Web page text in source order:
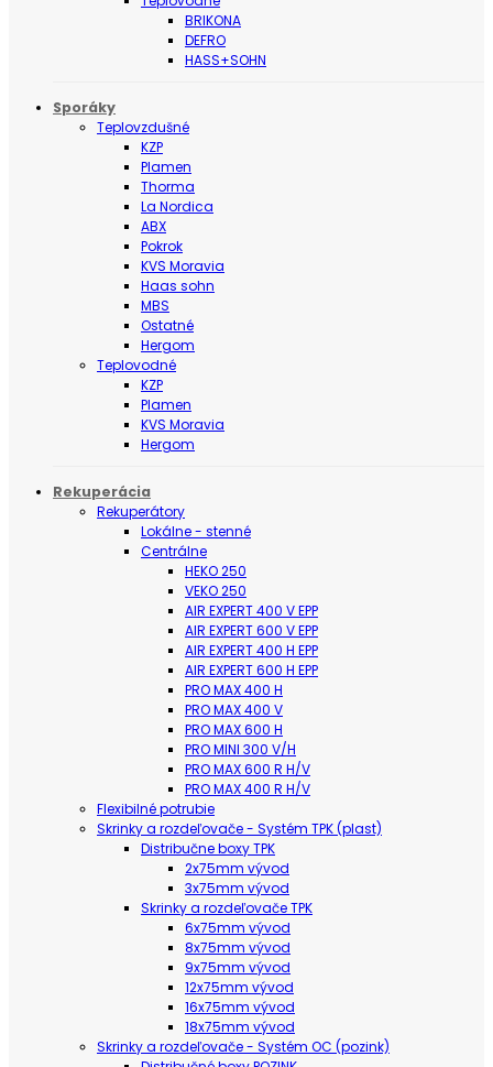
BRIKONA
DEFRO
HASS+SOHN
Sporáky
Teplovzdušné
KZP
Plamen
Thorma
La Nordica
ABX
Pokrok
KVS Moravia
Haas sohn
MBS
Ostatné
Hergom
Teplovodné
KZP
Plamen
KVS Moravia
Hergom
Rekuperácia
Rekuperátory
Lokálne - stenné
Centrálne
HEKO 250
VEKO 250
AIR EXPERT 400 V EPP
AIR EXPERT 600 V EPP
AIR EXPERT 400 H EPP
AIR EXPERT 600 H EPP
PRO MAX 400 H
PRO MAX 400 V
PRO MAX 600 H
PRO MINI 300 V/H
PRO MAX 600 R H/V
PRO MAX 400 R H/V
Flexibilné potrubie
Skrinky a rozdeľovače - Systém TPK (plast)
Distribučne boxy TPK
2x75mm vývod
3x75mm vývod
Skrinky a rozdeľovače TPK
6x75mm vývod
8x75mm vývod
9x75mm vývod
12x75mm vývod
16x75mm vývod
18x75mm vývod
Skrinky a rozdeľovače - Systém OC (pozink)